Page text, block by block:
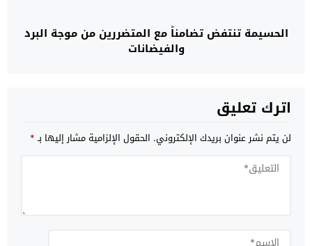
الحسيمة تنتفض تضامناً مع المتضررين من موجة البرد
والفيضانات
اترك تعليق
لن يتم نشر عنوان بريدك الإلكتروني. الحقول الإلزامية مشار إليها بـ*